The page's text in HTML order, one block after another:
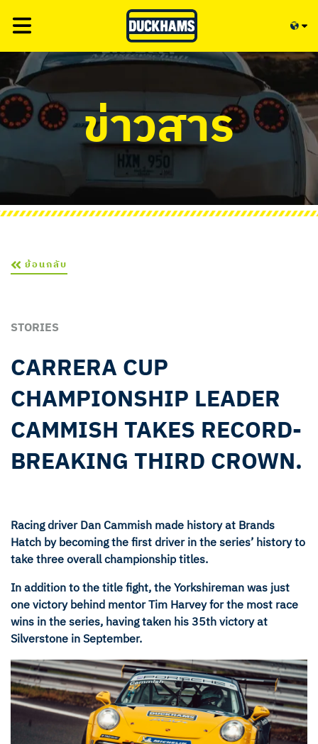
ข่าวสาร
ย้อนกลับ
STORIES
CARRERA CUP
CHAMPIONSHIP LEADER
CAMMISH TAKES RECORD-
BREAKING THIRD CROWN.
Racing driver Dan Cammish made history at Brands
Hatch by becoming the first driver in the series’ history to
take three overall championship titles.
In addition to the title fight, the Yorkshireman was just
one victory behind mentor Tim Harvey for the most race
wins in the series, having taken his 35th victory at
Silverstone in September.